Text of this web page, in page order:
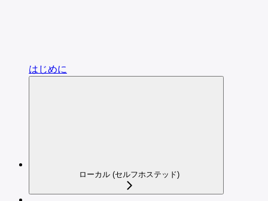
はじめに
ローカル (セルフホステッド)